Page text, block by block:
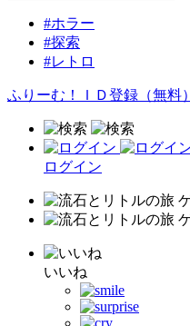
#ホラー
#探索
#レトロ
ふりーむ！ＩＤ登録（無料）
ログイン
いいね